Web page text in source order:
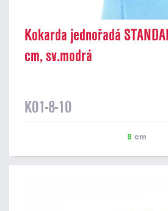
Kokarda jednořadá
cm, sv.modrá
K01-8-10
8 cm